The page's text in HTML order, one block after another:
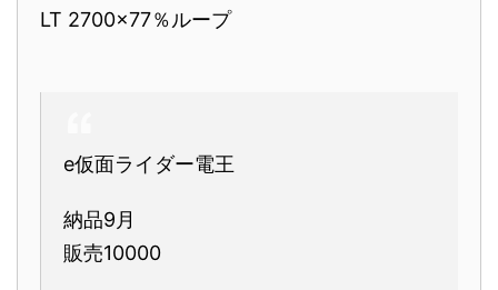
LT 2700×77％ループ
e仮面ライダー電王
納品9月
販売10000